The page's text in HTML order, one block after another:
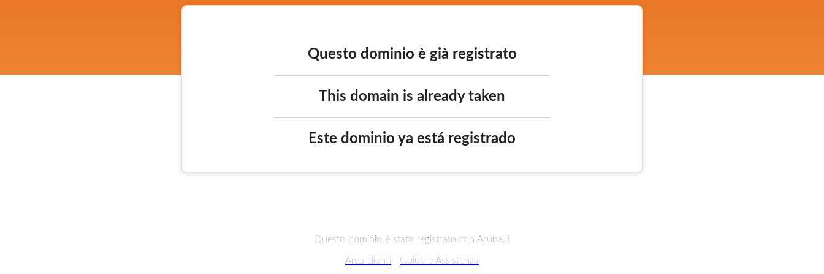
Questo dominio è già registrato
This domain is already taken
Este dominio ya está registrado
Questo dominio è stato registrato con Aruba.it
Area clienti Guide e Assistenza